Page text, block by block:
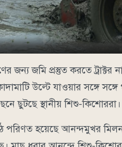
জন্য জমি প্রস্তুত করতে
কাদামাটি উল্টে যাওয়ার
ছুটছে স্থানীয় শিশু-কিশোররা।
পরিণত হয়েছে আনন্দমুখর